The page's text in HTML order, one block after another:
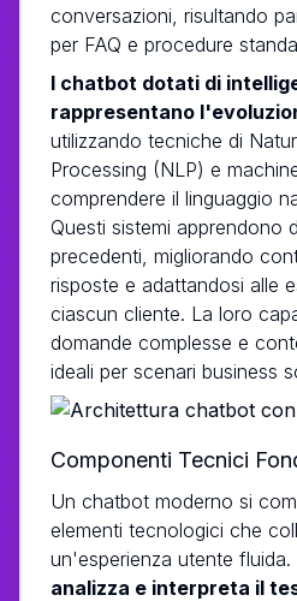
conversazioni, risultando
per FAQ e procedure
I chatbot dotati di
rappresentano
utilizzando tecniche di
Processing (NLP) e
comprendere il linguaggio
Questi sistemi apprendono
precedenti, migliorando
risposte e adattandosi alle
ciascun cliente. La loro
domande complesse e
ideali per scenari business
Componenti Tecnici
Un chatbot moderno si
elementi tecnologici che
un'esperienza utente fluida.
analizza e interpreta il